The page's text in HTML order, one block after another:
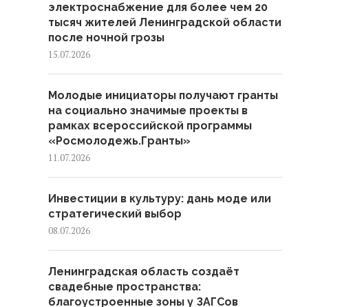
электроснабжение для более чем 20
тысяч жителей Ленинградской области
после ночной грозы
15.07.2026
Молодые инициаторы получают гранты
на социально значимые проекты в
рамках всероссийской программы
«Росмолодежь.Гранты»
11.07.2026
Инвестиции в культуру: дань моде или
стратегический выбор
08.07.2026
Ленинградская область создаёт
свадебные пространства:
благоустроенные зоны у ЗАГСов